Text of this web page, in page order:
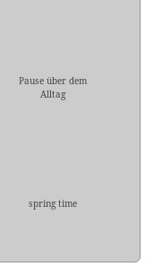
Pause über dem
Alltag
spring time